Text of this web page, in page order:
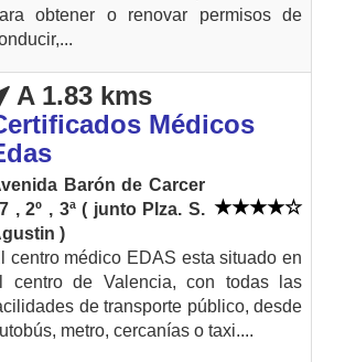
obtener o renovar permisos de
A 1.83 kms
Médicos
Barón de Carcer
, 2º , 3ª ( junto Plza. S.
)
centro médico EDAS esta situado en
centro de Valencia, con todas las
de transporte público, desde
metro, cercanías o taxi....